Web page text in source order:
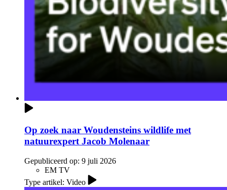
Op zoek naar Woudensteins wildlife met
natuurexpert Jacob Molenaar
Gepubliceerd op: 9 juli 2026
EM TV
Type artikel: Video